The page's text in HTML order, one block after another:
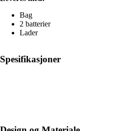
Bag
2 batterier
Lader
Spesifikasjoner